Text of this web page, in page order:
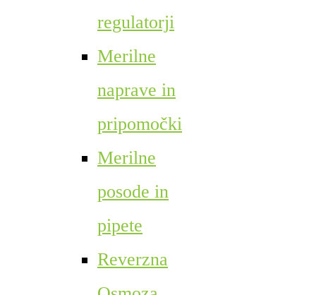
regulatorji
Merilne
naprave in
pripomočki
Merilne
posode in
pipete
Reverzna